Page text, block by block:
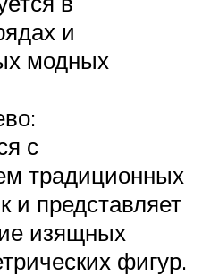
и
модных
с
традиционных
и представляет
изящных
фигур.